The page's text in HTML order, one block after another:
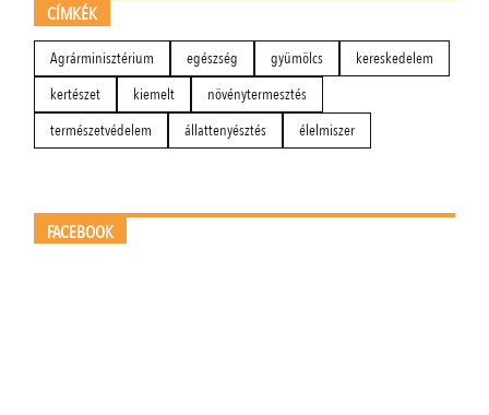
CÍMKÉK
Agrárminisztérium egészség gyümölcs
kereskedelem
kertészet
kiemelt
növénytermesztés
természetvédelem
állattenyésztés élelmiszer
FACEBOOK